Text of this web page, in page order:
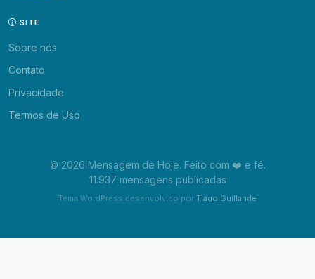
SITE
Sobre nós
Contato
Privacidade
Termos de Uso
© 2026 Mensagem de Hoje. Feito com ❤️ e fé.
11.937 mensagens publicadas
Tema WordPress desenvolvido por Tiago Guillande